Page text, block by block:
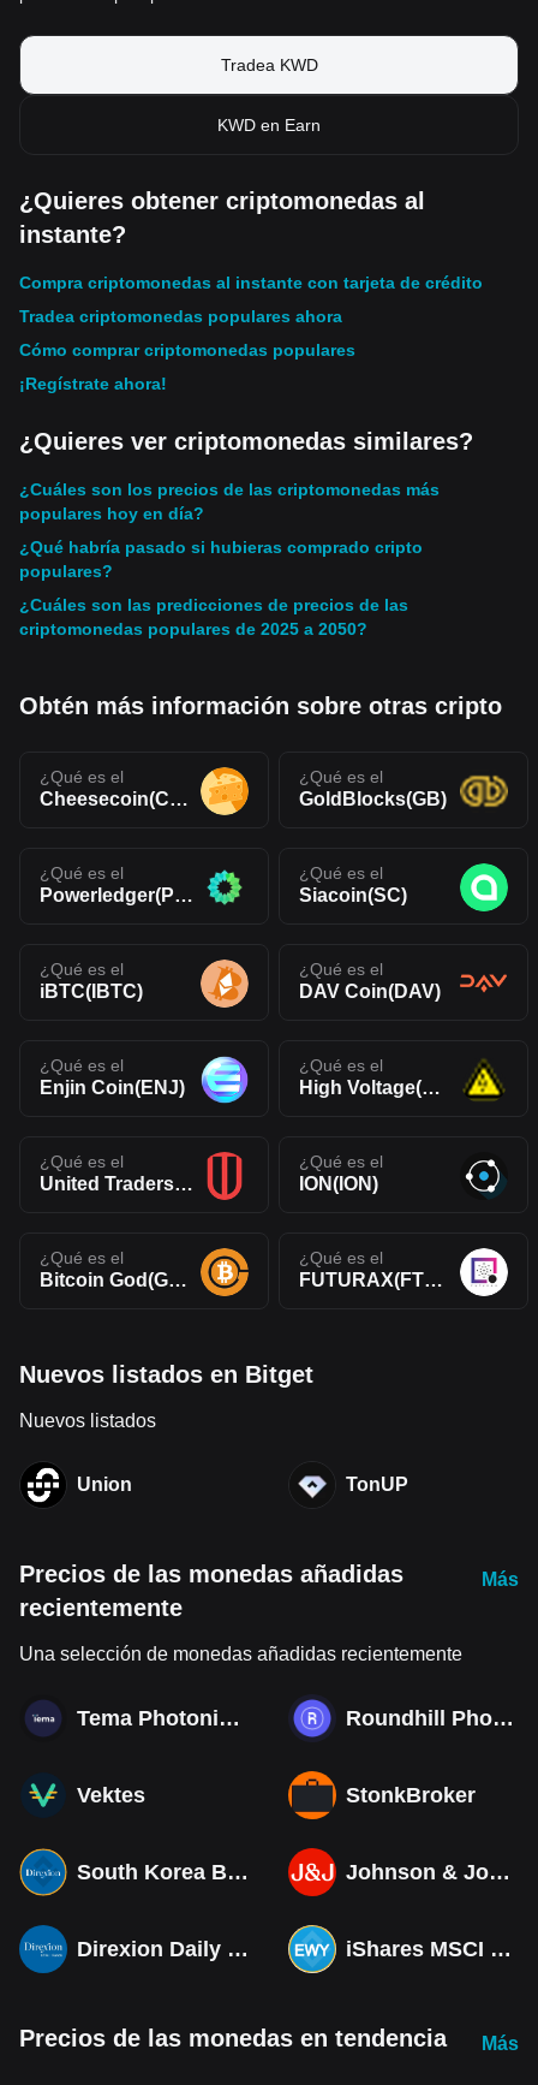
Tradea KWD
KWD en Earn
¿Quieres obtener criptomonedas al
instante?
Compra criptomonedas al instante con tarjeta de crédito
Tradea criptomonedas populares ahora
Cómo comprar criptomonedas populares
¡Regístrate ahora!
¿Quieres ver criptomonedas similares?
¿Cuáles son los precios de las criptomonedas más
populares hoy en día?
¿Qué habría pasado si hubieras comprado cripto
populares?
¿Cuáles son las predicciones de precios de las
criptomonedas populares de 2025 a 2050?
Obtén más información sobre otras cripto
¿Qué es el
Cheesecoin(CHEESE)
¿Qué es el
GoldBlocks(GB)
¿Qué es el
Powerledger(POWR)
¿Qué es el
Siacoin(SC)
¿Qué es el
iBTC(IBTC)
¿Qué es el
DAV Coin(DAV)
¿Qué es el
Enjin Coin(ENJ)
¿Qué es el
High Voltage(HVCO)
¿Qué es el
United Traders Token(UTT)
¿Qué es el
ION(ION)
¿Qué es el
Bitcoin God(GOD)
¿Qué es el
FUTURAX(FTXT)
Nuevos listados en Bitget
Nuevos listados
Union TonUP
Precios de las monedas añadidas
recientemente
Más
Una selección de monedas añadidas recientemente
Tema Photonics & Optical ETF Roundhill Photonics & Optics ETF
Vektes StonkBroker
South Korea Bull 3X ETF Tokenized bStocks Johnson & Johnson (Derivatives)
Direxion Daily MSCI South Korea Bull 3X ETF (Derivatives) iShares MSCI South Korea ETF Tokenized bStocks
Precios de las monedas en tendencia Más